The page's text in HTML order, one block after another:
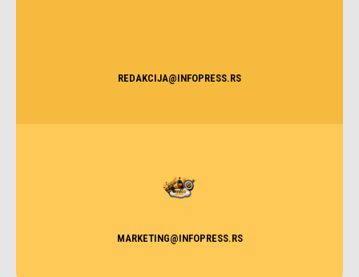
REDAKCIJA@INFOPRESS.RS
MARKETING@INFOPRESS.RS